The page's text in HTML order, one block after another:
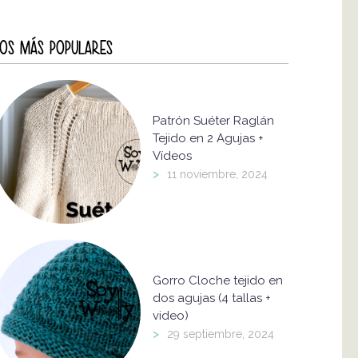
MÁS POPULARES
Patrón Suéter Raglán
Tejido en 2 Agujas +
Vídeos
> 11 noviembre, 2024
Gorro Cloche tejido en
dos agujas (4 tallas +
video)
> 29 septiembre, 2024